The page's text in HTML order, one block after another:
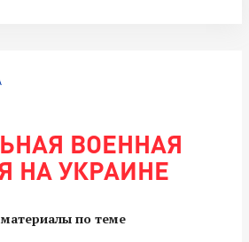
ВОЕННАЯ
НА УКРАИНЕ
по теме